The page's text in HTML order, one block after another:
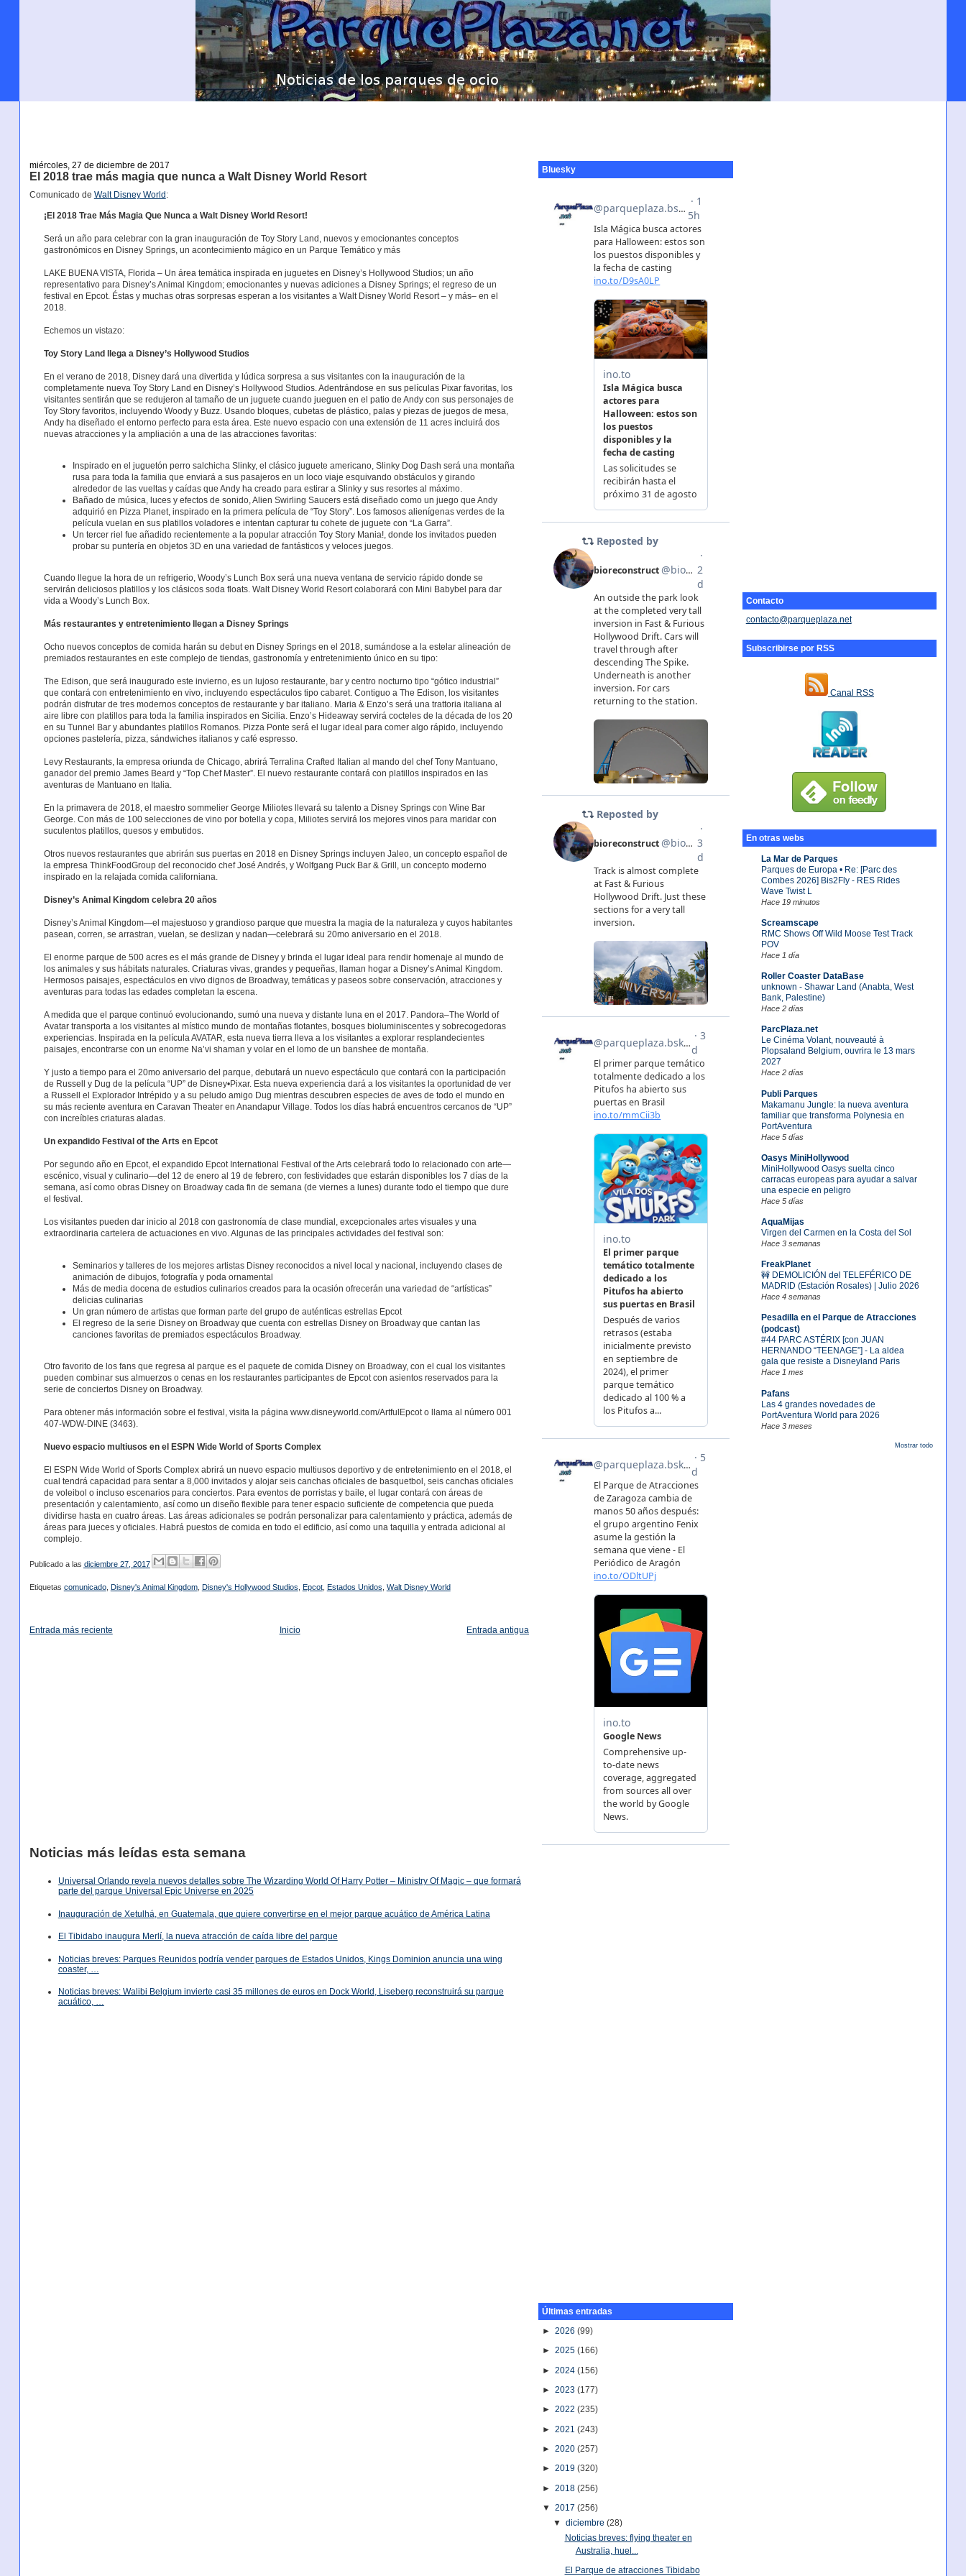
Contacto
contacto@parqueplaza.net
Subscribirse por RSS
Canal RSS
En otras webs
La Mar de Parques
Parques de Europa • Re: [Parc des
Combes 2026] Bis2Fly - RES Rides
Wave Twist L
Hace 19 minutos
Screamscape
RMC Shows Off Wild Moose Test Track
POV
Hace 1 día
Roller Coaster DataBase
unknown - Shawar Land (Anabta, West
Bank, Palestine)
Hace 2 días
ParcPlaza.net
Le Cinéma Volant, nouveauté à
Plopsaland Belgium, ouvrira le 13 mars
2027
Hace 2 días
Publi Parques
Makamanu Jungle: la nueva aventura
familiar que transforma Polynesia en
PortAventura
Hace 5 días
Oasys MiniHollywood
MiniHollywood Oasys suelta cinco
carracas europeas para ayudar a salvar
una especie en peligro
Hace 5 días
AquaMijas
Virgen del Carmen en la Costa del Sol
Hace 3 semanas
FreakPlanet
🚧 DEMOLICIÓN del TELEFÉRICO DE
MADRID (Estación Rosales) | Julio 2026
Hace 4 semanas
Pesadilla en el Parque de Atracciones
(podcast)
#44 PARC ASTÉRIX [con JUAN
HERNANDO “TEENAGE”] - La aldea
gala que resiste a Disneyland Paris
Hace 1 mes
Pafans
Las 4 grandes novedades de
PortAventura World para 2026
Hace 3 meses
Mostrar todo
miércoles, 27 de diciembre de 2017
El 2018 trae más magia que nunca a Walt Disney World Resort
Comunicado de Walt Disney World :
¡El 2018 Trae Más Magia Que Nunca a Walt Disney World Resort!
Será un año para celebrar con la gran inauguración de Toy Story Land, nuevos y emocionantes conceptos
gastronómicos en Disney Springs, un acontecimiento mágico en un Parque Temático y más
LAKE BUENA VISTA, Florida – Un área temática inspirada en juguetes en Disney’s Hollywood Studios; un año
representativo para Disney’s Animal Kingdom; emocionantes y nuevas adiciones a Disney Springs; el regreso de un
festival en Epcot. Éstas y muchas otras sorpresas esperan a los visitantes a Walt Disney World Resort – y más– en el
2018.
Echemos un vistazo:
Toy Story Land llega a Disney’s Hollywood Studios
En el verano de 2018, Disney dará una divertida y lúdica sorpresa a sus visitantes con la inauguración de la
completamente nueva Toy Story Land en Disney’s Hollywood Studios. Adentrándose en sus películas Pixar favoritas, los
visitantes sentirán que se redujeron al tamaño de un juguete cuando jueguen en el patio de Andy con sus personajes de
Toy Story favoritos, incluyendo Woody y Buzz. Usando bloques, cubetas de plástico, palas y piezas de juegos de mesa,
Andy ha diseñado el entorno perfecto para esta área. Este nuevo espacio con una extensión de 11 acres incluirá dos
nuevas atracciones y la ampliación a una de las atracciones favoritas:
Inspirado en el juguetón perro salchicha Slinky, el clásico juguete americano, Slinky Dog Dash será una montaña
rusa para toda la familia que enviará a sus pasajeros en un loco viaje esquivando obstáculos y girando
alrededor de las vueltas y caídas que Andy ha creado para estirar a Slinky y sus resortes al máximo.
Bañado de música, luces y efectos de sonido, Alien Swirling Saucers está diseñado como un juego que Andy
adquirió en Pizza Planet, inspirado en la primera película de “Toy Story”. Los famosos alienígenas verdes de la
película vuelan en sus platillos voladores e intentan capturar tu cohete de juguete con “La Garra”.
Un tercer riel fue añadido recientemente a la popular atracción Toy Story Mania!, donde los invitados pueden
probar su puntería en objetos 3D en una variedad de fantásticos y veloces juegos.
Cuando llegue la hora de un refrigerio, Woody’s Lunch Box será una nueva ventana de servicio rápido donde se
servirán deliciosos platillos y los clásicos soda floats. Walt Disney World Resort colaborará con Mini Babybel para dar
vida a Woody’s Lunch Box.
Más restaurantes y entretenimiento llegan a Disney Springs
Ocho nuevos conceptos de comida harán su debut en Disney Springs en el 2018, sumándose a la estelar alineación de
premiados restaurantes en este complejo de tiendas, gastronomía y entretenimiento único en su tipo:
The Edison, que será inaugurado este invierno, es un lujoso restaurante, bar y centro nocturno tipo “gótico industrial”
que contará con entretenimiento en vivo, incluyendo espectáculos tipo cabaret. Contiguo a The Edison, los visitantes
podrán disfrutar de tres modernos conceptos de restaurante y bar italiano. Maria & Enzo’s será una trattoria italiana al
aire libre con platillos para toda la familia inspirados en Sicilia. Enzo’s Hideaway servirá cocteles de la década de los 20
en su Tunnel Bar y abundantes platillos Romanos. Pizza Ponte será el lugar ideal para comer algo rápido, incluyendo
opciones pastelería, pizza, sándwiches italianos y café espresso.
Levy Restaurants, la empresa oriunda de Chicago, abrirá Terralina Crafted Italian al mando del chef Tony Mantuano,
ganador del premio James Beard y “Top Chef Master”. El nuevo restaurante contará con platillos inspirados en las
aventuras de Mantuano en Italia.
En la primavera de 2018, el maestro sommelier George Miliotes llevará su talento a Disney Springs con Wine Bar
George. Con más de 100 selecciones de vino por botella y copa, Miliotes servirá los mejores vinos para maridar con
suculentos platillos, quesos y embutidos.
Otros nuevos restaurantes que abrirán sus puertas en 2018 en Disney Springs incluyen Jaleo, un concepto español de
la empresa ThinkFoodGroup del reconocido chef José Andrés, y Wolfgang Puck Bar & Grill, un concepto moderno
inspirado en la relajada comida californiana.
Disney’s Animal Kingdom celebra 20 años
Disney’s Animal Kingdom—el majestuoso y grandioso parque que muestra la magia de la naturaleza y cuyos habitantes
pasean, corren, se arrastran, vuelan, se deslizan y nadan—celebrará su 20mo aniversario en el 2018.
El enorme parque de 500 acres es el más grande de Disney y brinda el lugar ideal para rendir homenaje al mundo de
los animales y sus hábitats naturales. Criaturas vivas, grandes y pequeñas, llaman hogar a Disney’s Animal Kingdom.
Hermosos paisajes, espectáculos en vivo dignos de Broadway, temáticas y paseos sobre conservación, atracciones y
aventuras para todas las edades completan la escena.
A medida que el parque continuó evolucionando, sumó una nueva y distante luna en el 2017. Pandora–The World of
Avatar transporta a los visitantes al místico mundo de montañas flotantes, bosques bioluminiscentes y sobrecogedoras
experiencias. Inspirada en la película AVATAR, esta nueva tierra lleva a los visitantes a explorar resplandecientes
paisajes, encontrarse con un enorme Na’vi shaman y volar en el lomo de un banshee de montaña.
Y justo a tiempo para el 20mo aniversario del parque, debutará un nuevo espectáculo que contará con la participación
de Russell y Dug de la película “UP” de Disney•Pixar. Esta nueva experiencia dará a los visitantes la oportunidad de ver
a Russell el Explorador Intrépido y a su peludo amigo Dug mientras descubren especies de aves de todo el mundo en
su más reciente aventura en Caravan Theater en Anandapur Village. Todos los días habrá encuentros cercanos de “UP”
con increíbles criaturas aladas.
Un expandido Festival of the Arts en Epcot
Por segundo año en Epcot, el expandido Epcot International Festival of the Arts celebrará todo lo relacionado con arte—
escénico, visual y culinario—del 12 de enero al 19 de febrero, con festividades que estarán disponibles los 7 días de la
semana, así como obras Disney on Broadway cada fin de semana (de viernes a lunes) durante todo el tiempo que dure
el festival.
Los visitantes pueden dar inicio al 2018 con gastronomía de clase mundial, excepcionales artes visuales y una
extraordinaria cartelera de actuaciones en vivo. Algunas de las principales actividades del festival son:
Seminarios y talleres de los mejores artistas Disney reconocidos a nivel local y nacional, incluyendo clases de
animación de dibujos, fotografía y poda ornamental
Más de media docena de estudios culinarios creados para la ocasión ofrecerán una variedad de “artísticas”
delicias culinarias
Un gran número de artistas que forman parte del grupo de auténticas estrellas Epcot
El regreso de la serie Disney on Broadway que cuenta con estrellas Disney on Broadway que cantan las
canciones favoritas de premiados espectáculos Broadway.
Otro favorito de los fans que regresa al parque es el paquete de comida Disney on Broadway, con el cual los visitantes
pueden combinar sus almuerzos o cenas en los restaurantes participantes de Epcot con asientos reservados para la
serie de conciertos Disney on Broadway.
Para obtener más información sobre el festival, visita la página www.disneyworld.com/ArtfulEpcot o llama al número 001
407-WDW-DINE (3463).
Nuevo espacio multiusos en el ESPN Wide World of Sports Complex
El ESPN Wide World of Sports Complex abrirá un nuevo espacio multiusos deportivo y de entretenimiento en el 2018, el
cual tendrá capacidad para sentar a 8,000 invitados y alojar seis canchas oficiales de basquetbol, seis canchas oficiales
de voleibol o incluso escenarios para conciertos. Para eventos de porristas y baile, el lugar contará con áreas de
presentación y calentamiento, así como un diseño flexible para tener espacio suficiente de competencia que pueda
dividirse hasta en cuatro áreas. Las áreas adicionales se podrán personalizar para calentamiento y práctica, además de
áreas para jueces y oficiales. Habrá puestos de comida en todo el edificio, así como una taquilla y entrada adicional al
complejo.
Publicado a las diciembre 27, 2017
Etiquetas comunicado, Disney's Animal Kingdom, Disney's Hollywood Studios Epcot, Estados Unidos Walt Disney World
Entrada más reciente Entrada antigua
Inicio
Noticias más leídas esta semana
Universal Orlando revela nuevos detalles sobre The Wizarding World Of Harry Potter – Ministry Of Magic – que formará
parte del parque Universal Epic Universe en 2025
Inauguración de Xetulhá, en Guatemala, que quiere convertirse en el mejor parque acuático de América Latina
El Tibidabo inaugura Merlí, la nueva atracción de caída libre del parque
Noticias breves: Parques Reunidos podría vender parques de Estados Unidos, Kings Dominion anuncia una wing
coaster, …
Noticias breves: Walibi Belgium invierte casi 35 millones de euros en Dock World, Liseberg reconstruirá su parque
acuático, …
Bluesky
Últimas entradas
►2026(99)
►2025(166)
►2024(156)
►2023(177)
►2022(235)
►2021(243)
►2020(257)
►2019(320)
►2018(256)
▼2017(256)
▼diciembre(28)
Noticias breves: flying theater en
Australia, huel...
El Parque de atracciones Tibidabo